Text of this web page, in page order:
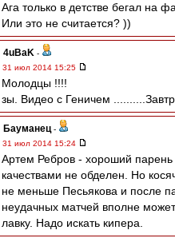
Ага только в детстве бегал на
Или это не считается? ))
4uBaK -
31 июл 2014 15:25
Молодцы !!!!
зы. Видео с Геничем
Бауманец -
31 июл 2014 15:24
Артем Ребров - хороший парень
качествами не обделен. Но
не меньше Песьякова и после
неудачных матчей вполне
лавку. Надо искать кипера.